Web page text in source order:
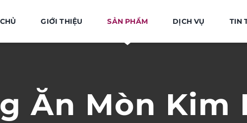
GIỚI THIỆU SẢN PHẨM DỊCH VỤ TIN
Ăn Mòn Kim